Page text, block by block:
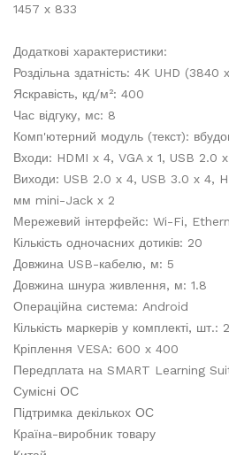
1457 х 833
Додаткові характеристики:
Роздільна здатність: 4K UHD (3840
Яскравість, кд/м²: 400
Час відгуку, мс: 8
Комп'ютерний модуль (текст):
Входи: HDMI х 4, VGA х 1, USB 2.0
Виходи: USB 2.0 х 4, USB 3.0 х 4,
мм mini-Jack х 2
Мережевий інтерфейс: Wi-Fi,
Кількість одночасних дотиків: 20
Довжина USB-кабелю, м: 5
Довжина шнура живлення, м: 1.8
Операційна система: Android
Кількість маркерів у комплекті, шт.: 2
Кріплення VESA: 600 х 400
Передплата на SMART Learning
Сумісні ОС
Підтримка декількох ОС
Країна-виробник товару